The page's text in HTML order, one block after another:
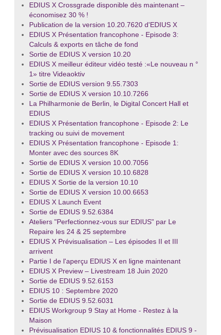
EDIUS X Crossgrade disponible dès maintenant –
économisez 30 % !
Publication de la version 10.20.7620 d'EDIUS X
EDIUS X Présentation francophone - Episode 3:
Calculs & exports en tâche de fond
Sortie de EDIUS X version 10.20
EDIUS X meilleur éditeur vidéo testé :«Le nouveau n °
1» titre Videaoktiv
Sortie de EDIUS version 9.55.7303
Sortie de EDIUS X version 10.10.7266
La Philharmonie de Berlin, le Digital Concert Hall et
EDIUS
EDIUS X Présentation francophone - Episode 2: Le
tracking ou suivi de movement
EDIUS X Présentation francophone - Episode 1:
Monter avec des sources 8K
Sortie de EDIUS X version 10.00.7056
Sortie de EDIUS X version 10.10.6828
EDIUS X Sortie de la version 10.10
Sortie de EDIUS X version 10.00.6653
EDIUS X Launch Event
Sortie de EDIUS 9.52.6384
Ateliers "Perfectionnez-vous sur EDIUS" par Le
Repaire les 24 & 25 septembre
EDIUS X Prévisualisation – Les épisodes II et III
arrivent
Partie I de l'aperçu EDIUS X en ligne maintenant
EDIUS X Preview – Livestream 18 Juin 2020
Sortie de EDIUS 9.52.6153
EDIUS 10 : Septembre 2020
Sortie de EDIUS 9.52.6031
EDIUS Workgroup 9 Stay at Home - Restez à la
Maison
Prévisualisation EDIUS 10 & fonctionnalités EDIUS 9 -